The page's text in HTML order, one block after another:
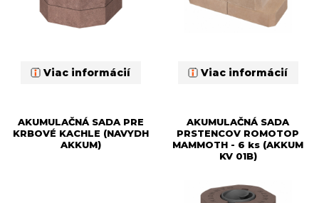
Viac informácií Viac informácií
AKUMULAČNÁ SADA PRE
KRBOVÉ KACHLE (NAVYDH
AKKUM)
AKUMULAČNÁ SADA
PRSTENCOV ROMOTOP
MAMMOTH - 6 ks (AKKUM
KV 01B)